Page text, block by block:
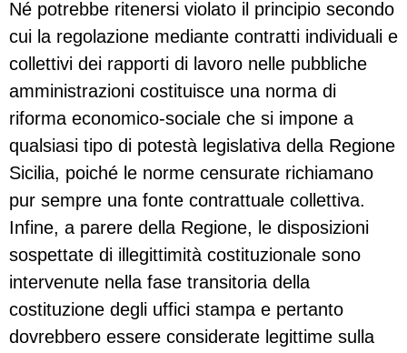
Né potrebbe ritenersi violato il principio secondo
cui la regolazione mediante contratti individuali e
collettivi dei rapporti di lavoro nelle pubbliche
amministrazioni costituisce una norma di
riforma economico-sociale che si impone a
qualsiasi tipo di potestà legislativa della Regione
Sicilia, poiché le norme censurate richiamano
pur sempre una fonte contrattuale collettiva.
Infine, a parere della Regione, le disposizioni
sospettate di illegittimità costituzionale sono
intervenute nella fase transitoria della
costituzione degli uffici stampa e pertanto
dovrebbero essere considerate legittime sulla